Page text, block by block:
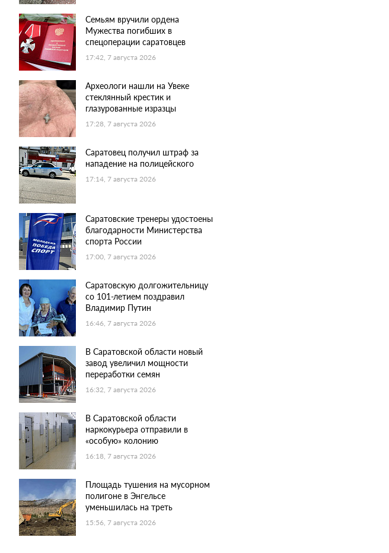
Семьям вручили ордена
Мужества погибших в
спецоперации саратовцев
17:42, 7 августа 2026
Археологи нашли на Увеке
стеклянный крестик и
глазурованные изразцы
17:28, 7 августа 2026
Саратовец получил штраф за
нападение на полицейского
17:14, 7 августа 2026
Саратовские тренеры удостоены
благодарности Министерства
спорта России
17:00, 7 августа 2026
Саратовскую долгожительницу
со 101-летием поздравил
Владимир Путин
16:46, 7 августа 2026
В Саратовской области новый
завод увеличил мощности
переработки семян
16:32, 7 августа 2026
В Саратовской области
наркокурьера отправили в
«особую» колонию
16:18, 7 августа 2026
Площадь тушения на мусорном
полигоне в Энгельсе
уменьшилась на треть
15:56, 7 августа 2026